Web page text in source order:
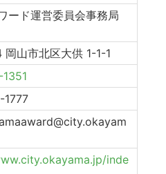
ード運営委員会事務局
山市北区大供 1-1-1
inde